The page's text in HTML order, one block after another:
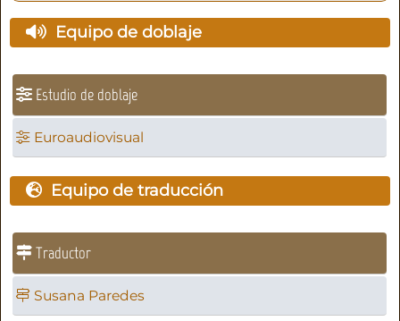
Equipo de doblaje
Estudio de doblaje
Euroaudiovisual
Equipo de traducción
Traductor
Susana Paredes